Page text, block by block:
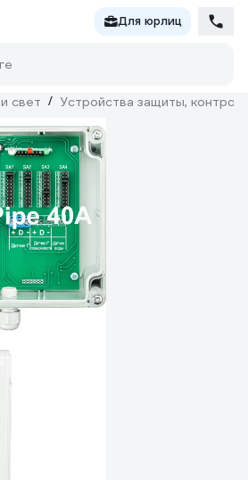
Для юрлиц
свет / Устройства защиты,